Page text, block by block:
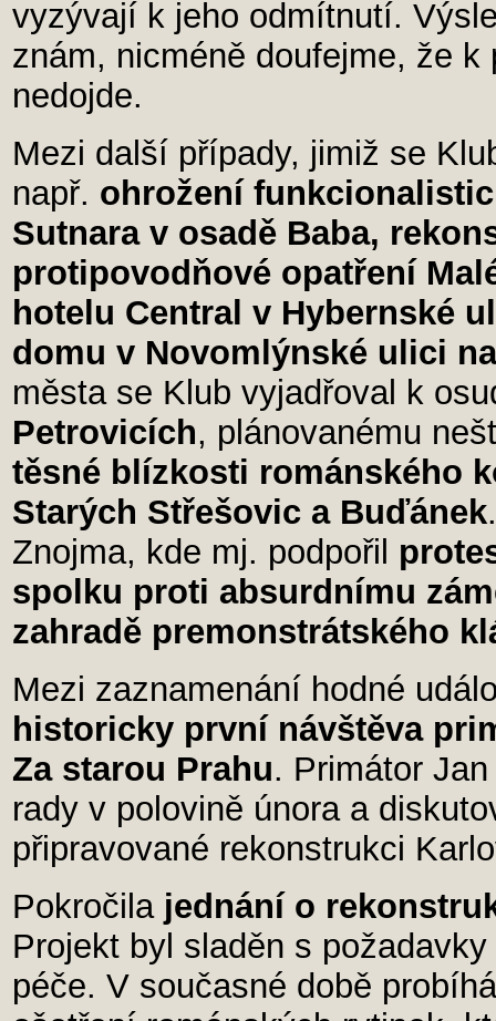
vyzývají k jeho odmítnutí.
znám, nicméně doufejme, že
nedojde.
Mezi další případy, jimiž se
např. ohrožení
Sutnara v osadě Baba,
protipovodňové opatření
hotelu Central v Hybernské
domu v Novomlýnské ulici
města se Klub vyjadřoval k
Petrovicích, plánovanému
těsné blízkosti románského
Starých Střešovic a Buďánek
Znojma, kde mj. podpořil
spolku proti absurdnímu
zahradě premonstrátského
Mezi zaznamenání hodné
historicky první návštěva
Za starou Prahu. Primátor
rady v polovině února a
připravované rekonstrukci
Pokročila jednání o
Projekt byl sladěn s
péče. V současné době